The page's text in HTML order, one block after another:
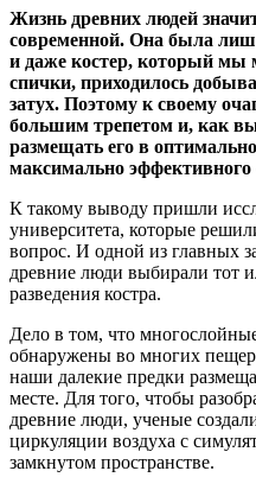
Жизнь древних людей
современной. Она была
и даже костер, который мы
спички, приходилось
затух. Поэтому к своему
большим трепетом и, как
размещать его в
максимально эффективного
К такому выводу пришли
университета, которые
вопрос. И одной из главных
древние люди выбирали тот
разведения костра.
Дело в том, что
обнаружены во многих
наши далекие предки
месте. Для того, чтобы
древние люди, ученые
циркуляции воздуха с
замкнутом пространстве.